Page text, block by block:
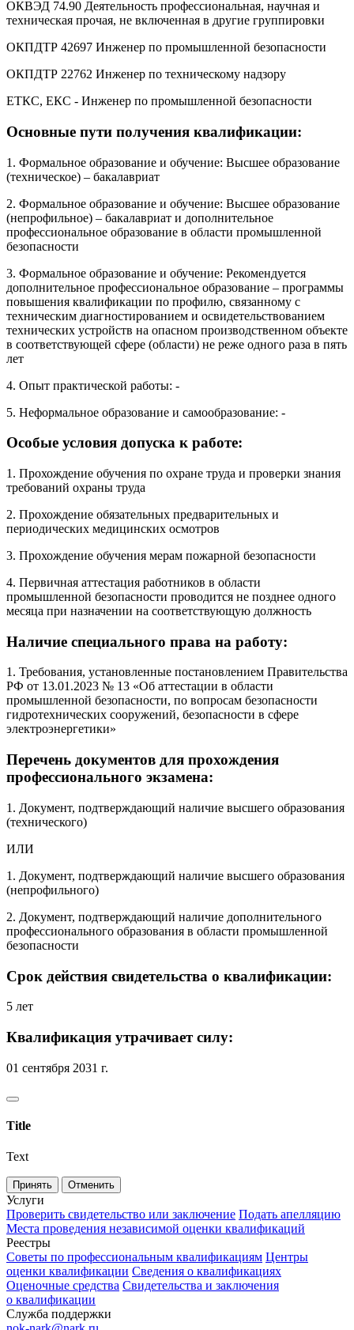
ОКВЭД 74.90 Деятельность профессиональная, научная и
техническая прочая, не включенная в другие группировки
ОКПДТР 42697 Инженер по промышленной безопасности
ОКПДТР 22762 Инженер по техническому надзору
ЕТКС, ЕКС - Инженер по промышленной безопасности
Основные пути получения квалификации:
1. Формальное образование и обучение: Высшее образование
(техническое) – бакалавриат
2. Формальное образование и обучение: Высшее образование
(непрофильное) – бакалавриат и дополнительное
профессиональное образование в области промышленной
безопасности
3. Формальное образование и обучение: Рекомендуется
дополнительное профессиональное образование – программы
повышения квалификации по профилю, связанному с
техническим диагностированием и освидетельствованием
технических устройств на опасном производственном объекте
в соответствующей сфере (области) не реже одного раза в пять
лет
4. Опыт практической работы: -
5. Неформальное образование и самообразование: -
Особые условия допуска к работе:
1. Прохождение обучения по охране труда и проверки знания
требований охраны труда
2. Прохождение обязательных предварительных и
периодических медицинских осмотров
3. Прохождение обучения мерам пожарной безопасности
4. Первичная аттестация работников в области
промышленной безопасности проводится не позднее одного
месяца при назначении на соответствующую должность
Наличие специального права на работу:
1. Требования, установленные постановлением Правительства
РФ от 13.01.2023 № 13 «Об аттестации в области
промышленной безопасности, по вопросам безопасности
гидротехнических сооружений, безопасности в сфере
электроэнергетики»
Перечень документов для прохождения
профессионального экзамена:
1. Документ, подтверждающий наличие высшего образования
(технического)
ИЛИ
1. Документ, подтверждающий наличие высшего образования
(непрофильного)
2. Документ, подтверждающий наличие дополнительного
профессионального образования в области промышленной
безопасности
Срок действия свидетельства о квалификации:
5 лет
Квалификация утрачивает силу:
01 сентября 2031 г.
Title
Text
Принять Отменить
Услуги
Проверить свидетельство или заключение Подать апелляцию
Места проведения независимой оценки квалификаций
Реестры
Советы по профессиональным квалификациям Центры
оценки квалификации Сведения о квалификациях
Оценочные средства Свидетельства и заключения
о квалификации
Служба поддержки